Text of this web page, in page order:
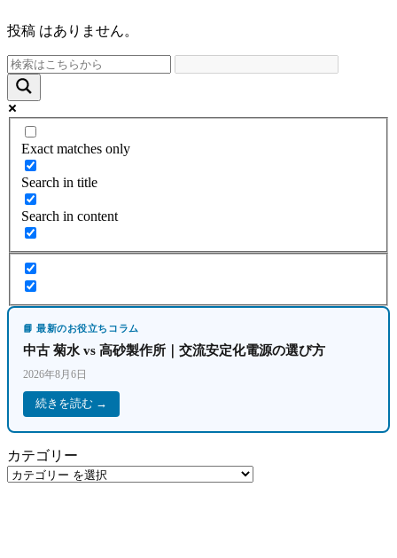
投稿 はありません。
Exact matches only
Search in title
Search in content
📘 最新のお役立ちコラム
中古 菊水 vs 高砂製作所｜交流安定化電源の選び方
2026年8月6日
続きを読む →
カテゴリー